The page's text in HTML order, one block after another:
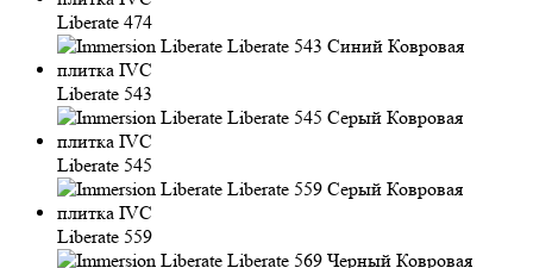
Liberate 474
Liberate 543
Liberate 545
Liberate 559